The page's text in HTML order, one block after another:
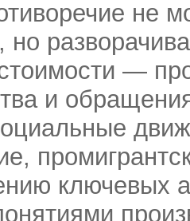
не
но
—
и
ключевых